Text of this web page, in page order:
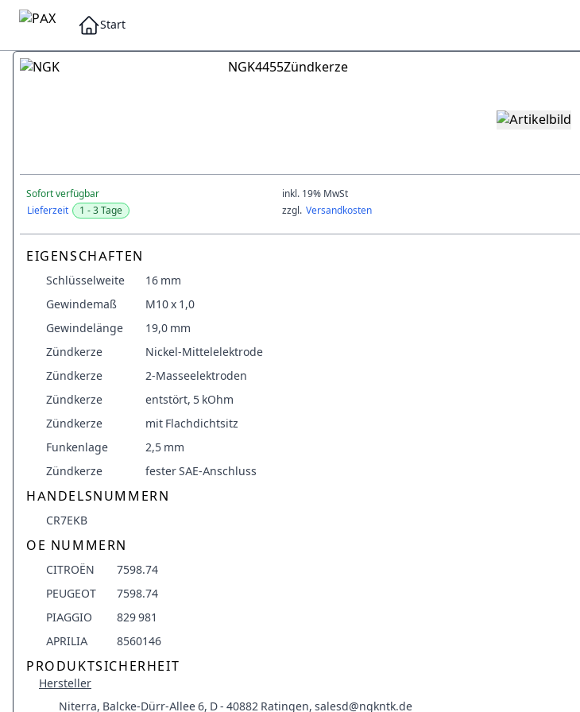
Start
NGK4455Zündkerze
Sofort verfügbar
Lieferzeit
1 - 3 Tage
inkl. 19% MwSt
zzgl. Versandkosten
EIGENSCHAFTEN
Schlüsselweite
16 mm
Gewindemaß
M10 x 1,0
Gewindelänge
19,0 mm
Zündkerze
Nickel-Mittelelektrode
Zündkerze
2-Masseelektroden
Zündkerze
entstört, 5 kOhm
Zündkerze
mit Flachdichtsitz
Funkenlage
2,5 mm
Zündkerze
fester SAE-Anschluss
HANDELSNUMMERN
CR7EKB
OE NUMMERN
CITROËN
7598.74
PEUGEOT
7598.74
PIAGGIO
829 981
APRILIA
8560146
PRODUKTSICHERHEIT
Hersteller
Niterra, Balcke-Dürr-Allee 6, D - 40882 Ratingen, salesd@ngkntk.de